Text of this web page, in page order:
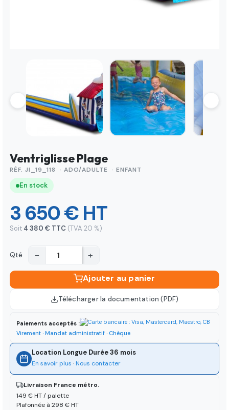
Ventriglisse Plage
RÉF. JI_19_118 · ADO/ADULTE · ENFANT
En stock
3 650 € HT
Soit 4 380 € TTC (TVA 20 %)
Qté − +
Ajouter au panier
Télécharger la documentation (PDF)
Paiements acceptés :
Virement · Mandat administratif · Chèque
Location Longue Durée 36 mois
En savoir plus · Nous contacter
Livraison France métro.
149 € HT / palette
Plafonnée à 298 € HT